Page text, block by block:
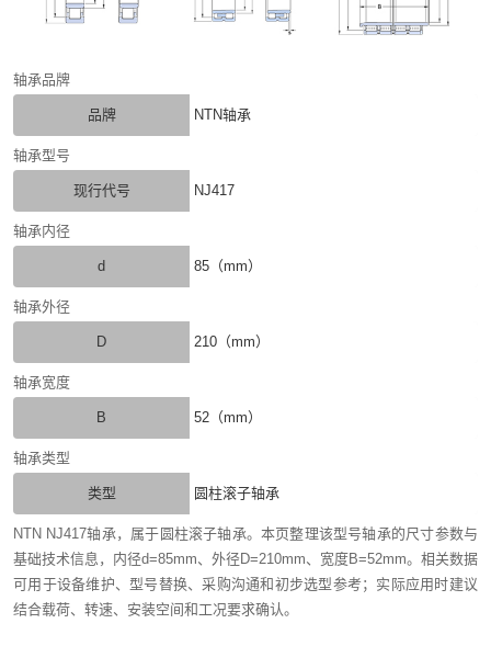
轴承品牌
品牌 NTN轴承
轴承型号
现行代号 NJ417
轴承内径
d 85（mm）
轴承外径
D 210（mm）
轴承宽度
B 52（mm）
轴承类型
类型 圆柱滚子轴承
NTN NJ417轴承，属于圆柱滚子轴承。本页整理该型号轴承的尺寸参数与
基础技术信息，内径d=85mm、外径D=210mm、宽度B=52mm。相关数据
可用于设备维护、型号替换、采购沟通和初步选型参考；实际应用时建议
结合载荷、转速、安装空间和工况要求确认。